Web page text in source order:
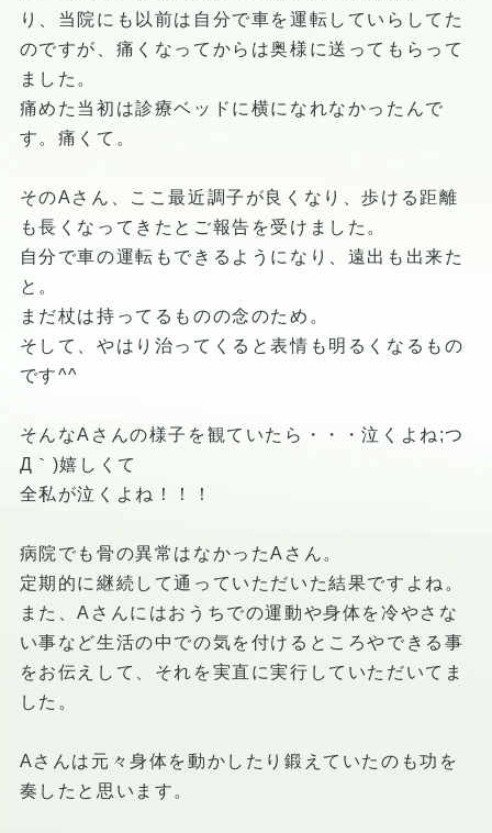
り、当院にも以前は自分で車を運転していらしてた
のですが、痛くなってからは奥様に送ってもらって
ました。
痛めた当初は診療ベッドに横になれなかったんで
す。痛くて。
そのAさん、ここ最近調子が良くなり、歩ける距離
も長くなってきたとご報告を受けました。
自分で車の運転もできるようになり、遠出も出来た
と。
まだ杖は持ってるものの念のため。
そして、やはり治ってくると表情も明るくなるもの
です^^
そんなAさんの様子を観ていたら・・・泣くよね;つ
Д｀)嬉しくて
全私が泣くよね！！！
病院でも骨の異常はなかったAさん。
定期的に継続して通っていただいた結果ですよね。
また、Aさんにはおうちでの運動や身体を冷やさな
い事など生活の中での気を付けるところやできる事
をお伝えして、それを実直に実行していただいてま
した。
Aさんは元々身体を動かしたり鍛えていたのも功を
奏したと思います。